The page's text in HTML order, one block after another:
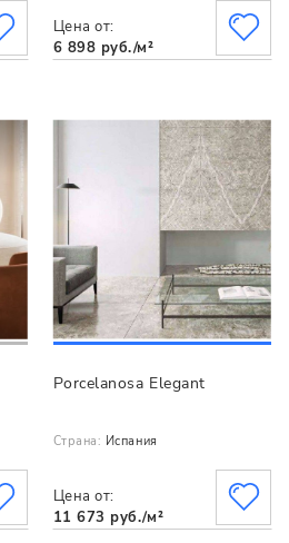
Цена от:
6 898 руб./м²
Porcelanosa Elegant
Страна: Испания
Цена от:
11 673 руб./м²